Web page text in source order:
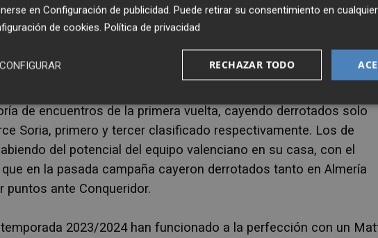
la pasada jornada
a la Superliga, tras una campaña 2022/2023 en la que se
con un cambio de aires en el banquillo y plantilla que les
jornadas, en grandes favoritos al título. Los almerienses han
de encuentros de la primera vuelta, cayendo derrotados solo
Soria, primero y tercer clasificado respectivamente. Los de
del potencial del equipo valenciano en su casa, con el
en la pasada campaña cayeron derrotados tanto en Almería
puntos ante Conqueridor.
2023/2024 han funcionado a la perfección con un
en Configuración de publicidad. Puede retirar su consentimiento en
de cookies. Política de privacidad
RECHAZAR TODO
CONFIGURAR